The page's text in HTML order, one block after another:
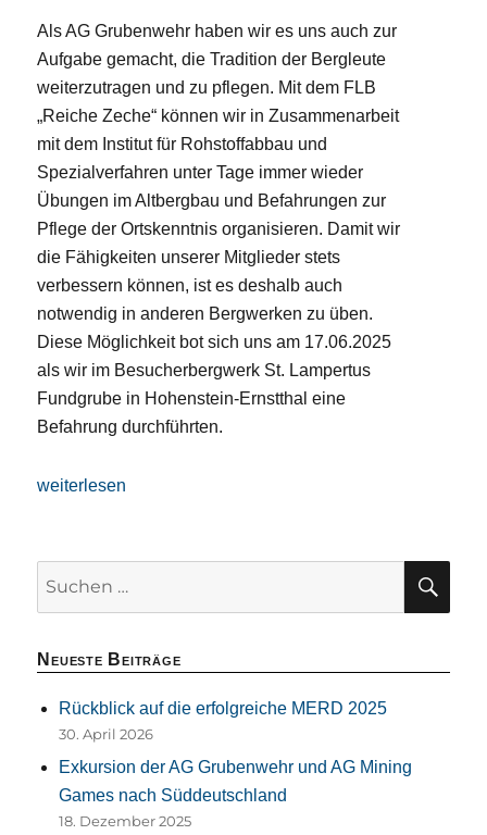
Als AG Grubenwehr haben wir es uns auch zur
Aufgabe gemacht, die Tradition der Bergleute
weiterzutragen und zu pflegen. Mit dem FLB
„Reiche Zeche“ können wir in Zusammenarbeit
mit dem Institut für Rohstoffabbau und
Spezialverfahren unter Tage immer wieder
Übungen im Altbergbau und Befahrungen zur
Pflege der Ortskenntnis organisieren. Damit wir
die Fähigkeiten unserer Mitglieder stets
verbessern können, ist es deshalb auch
notwendig in anderen Bergwerken zu üben.
Diese Möglichkeit bot sich uns am 17.06.2025
als wir im Besucherbergwerk St. Lampertus
Fundgrube in Hohenstein-Ernstthal eine
Befahrung durchführten.
„Tages-Exkursion nach Hohenstein-Ernstthal“
weiterlesen
Neueste Beiträge
Rückblick auf die erfolgreiche MERD 2025
30. April 2026
Exkursion der AG Grubenwehr und AG Mining
Games nach Süddeutschland
18. Dezember 2025